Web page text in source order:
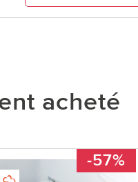
acheté
-57%